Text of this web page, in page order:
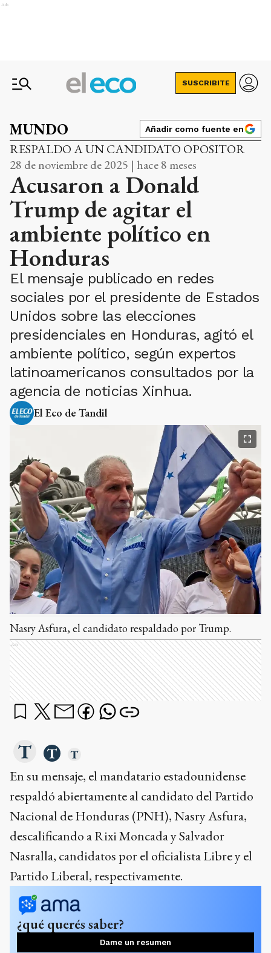
Ads
SUSCRIBITE
MUNDO Añadir como fuente en
RESPALDO A UN CANDIDATO OPOSITOR
28 de noviembre de 2025 | hace 8 meses
Acusaron a Donald
Trump de agitar el
ambiente político en
Honduras
El mensaje publicado en redes
sociales por el presidente de Estados
Unidos sobre las elecciones
presidenciales en Honduras, agitó el
ambiente político, según expertos
latinoamericanos consultados por la
agencia de noticias Xinhua.
El Eco de Tandil
Nasry Asfura, el candidato respaldado por Trump.
Ads
En su mensaje, el mandatario estadounidense
respaldó abiertamente al candidato del Partido
Nacional de Honduras (PNH), Nasry Asfura,
descalificando a Rixi Moncada y Salvador
Nasralla, candidatos por el oficialista Libre y el
Partido Liberal, respectivamente.
¿qué querés saber?
Dame un resumen